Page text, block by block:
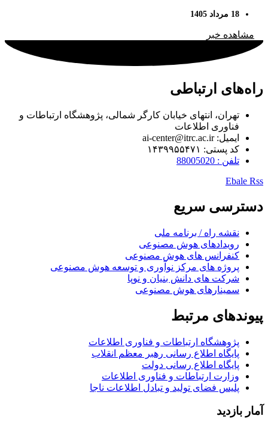
اینترنت کار می‌کند
18 مرداد 1405
مشاهده خبر
راه‌های ارتباطی
تهران، انتهای خیابان کارگر شمالی، پژوهشگاه ارتباطات و
فناوری اطلاعات
ایمیل: ai-center@itrc.ac.ir
کد پستی: ۱۴۳۹۹۵۵۴۷۱
تلفن : 88005020
Ebale Rss
دسترسی سریع
نقشه راه / برنامه ملی
رویدادهای هوش مصنوعی
کنفرانس های هوش مصنوعی
پروژه های مرکز نوآوری و توسعه هوش مصنوعی
شرکت های دانش بنیان و نوپا
سمینارهای هوش مصنوعی
پیوندهای مرتبط
پژوهشگاه ارتباطات و فناوری اطلاعات
پایگاه اطلاع رسانی رهبر معظم انقلاب
پایگاه اطلاع رسانی دولت
وزارت ارتباطات و فناوری اطلاعات
پلیس فضای تولید و تبادل اطلاعات ناجا
آمار بازدید